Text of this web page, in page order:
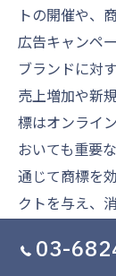
トの開催や、
広告キャンペ
ブランドに対
売上増加や新
標はオンライ
おいても重要
通じて商標を
クトを与え、
を確立でき
いても安定し
03-